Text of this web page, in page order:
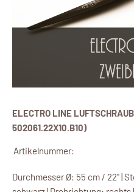
ELECTRO LINE
502061.22X10.B10)
Artikelnummer:
Durchmesser Ø: 55 cm / 22" |